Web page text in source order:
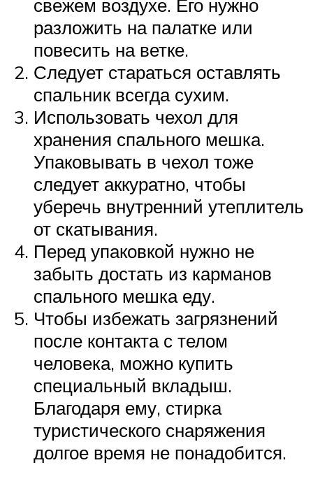
свежем воздухе. Его нужно
разложить на палатке или
повесить на ветке.
Следует стараться оставлять
спальник всегда сухим.
Использовать чехол для
хранения спального мешка.
Упаковывать в чехол тоже
следует аккуратно, чтобы
уберечь внутренний утеплитель
от скатывания.
Перед упаковкой нужно не
забыть достать из карманов
спального мешка еду.
Чтобы избежать загрязнений
после контакта с телом
человека, можно купить
специальный вкладыш.
Благодаря ему, стирка
туристического снаряжения
долгое время не понадобится.